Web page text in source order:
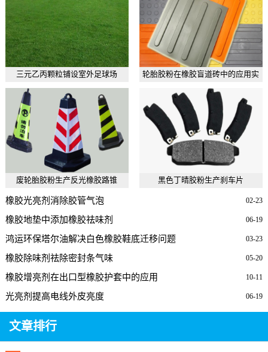
三元乙丙颗粒铺设室外足球场
轮胎胶粉在橡胶盲道砖中的应用实
废轮胎胶粉生产反光橡胶路锥 黑色丁晴胶粉生产刹车片
02-23
橡胶光亮剂消除胶管气泡
06-19
橡胶地垫中添加橡胶祛味剂
03-23
鸿运环保塔尔油解决白色橡胶鞋底迁移问题
05-20
橡胶除味剂祛除密封条气味
10-11
橡胶增亮剂在出口型橡胶护套中的应用
06-19
光亮剂提高电线外皮亮度
文章排行